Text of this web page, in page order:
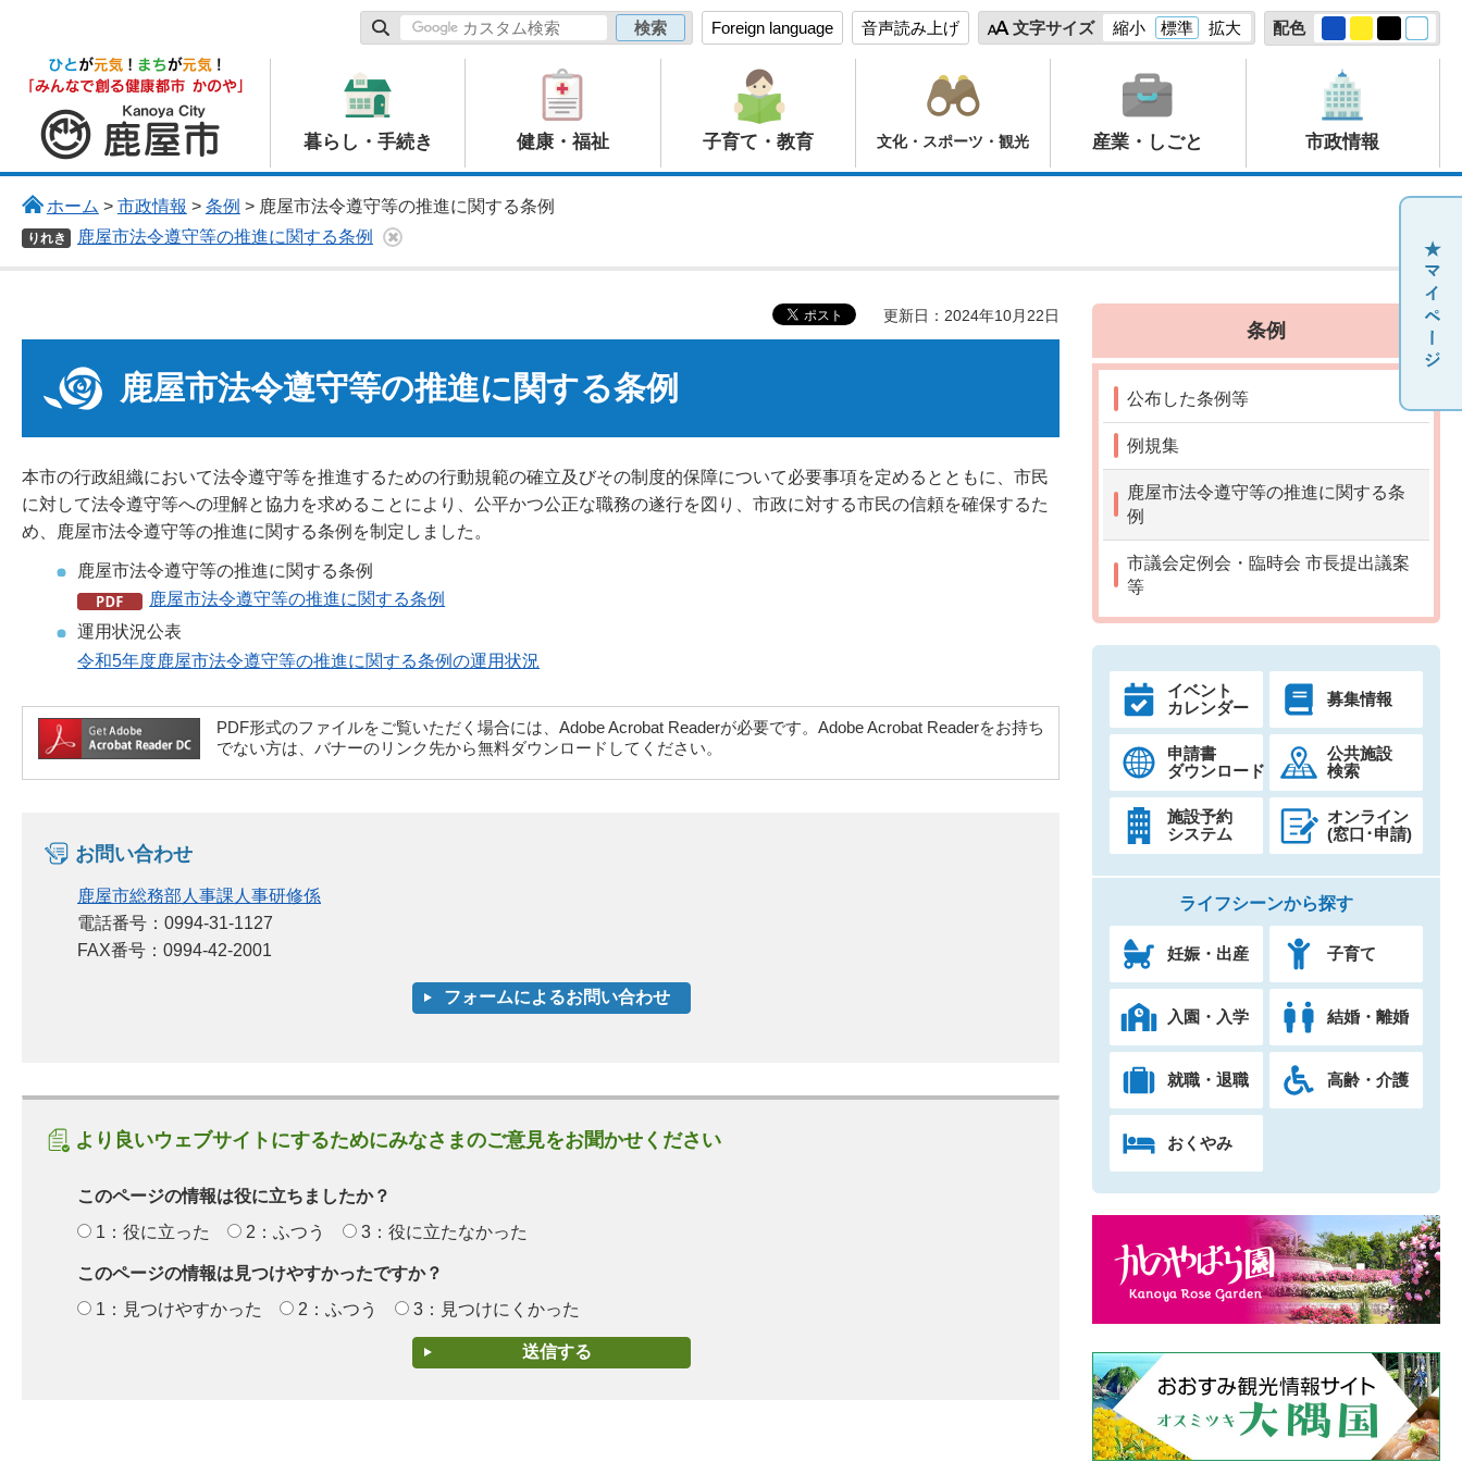
Foreign language 音声読み上げ 文字サイズ 縮小 標準 拡大 配色
鹿屋市
暮らし・手続き 健康・福祉 子育て・教育 文化・スポーツ・観光 産業・しごと 市政情報
ホーム > 市政情報 > 条例 > 鹿屋市法令遵守等の推進に関する条例
りれき 鹿屋市法令遵守等の推進に関する条例
更新日：2024年10月22日
鹿屋市法令遵守等の推進に関する条例
本市の行政組織において法令遵守等を推進するための行動規範の確立及びその制度的保障について必要事項を定めるとともに、市民
に対して法令遵守等への理解と協力を求めることにより、公平かつ公正な職務の遂行を図り、市政に対する市民の信頼を確保するた
め、鹿屋市法令遵守等の推進に関する条例を制定しました。
鹿屋市法令遵守等の推進に関する条例
鹿屋市法令遵守等の推進に関する条例
運用状況公表
令和5年度鹿屋市法令遵守等の推進に関する条例の運用状況
PDF形式のファイルをご覧いただく場合には、Adobe Acrobat Readerが必要です。Adobe Acrobat Readerをお持ち
でない方は、バナーのリンク先から無料ダウンロードしてください。
お問い合わせ
鹿屋市総務部人事課人事研修係
電話番号：0994-31-1127
FAX番号：0994-42-2001
より良いウェブサイトにするためにみなさまのご意見をお聞かせください
このページの情報は役に立ちましたか？
1：役に立った
2：ふつう 3：役に立たなかった
このページの情報は見つけやすかったですか？
1：見つけやすかった
2：ふつう 3：見つけにくかった
条例
公布した条例等
例規集
鹿屋市法令遵守等の推進に関する条
例
市議会定例会・臨時会 市長提出議案
等
イベント
カレンダー
募集情報
申請書
ダウンロード
公共施設
検索
施設予約
システム
オンライン
(窓口･申請)
ライフシーンから探す
妊娠・出産 子育て
入園・入学 結婚・離婚
就職・退職 高齢・介護
おくやみ